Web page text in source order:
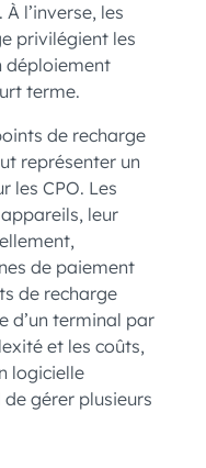
l’inverse, les
privilégient les
déploiement
terme.
de recharge
représenter un
les CPO. Les
leur
de paiement
de recharge
d’un terminal par
et les coûts,
logicielle
gérer plusieurs